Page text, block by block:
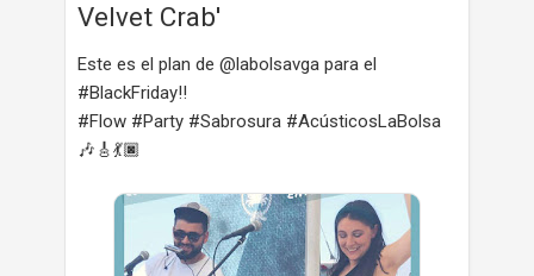
Velvet Crab'
Este es el plan de @labolsavga para el
#BlackFriday‼
#Flow #Party #Sabrosura #AcústicosLaBolsa
🎶🎸💃🏿